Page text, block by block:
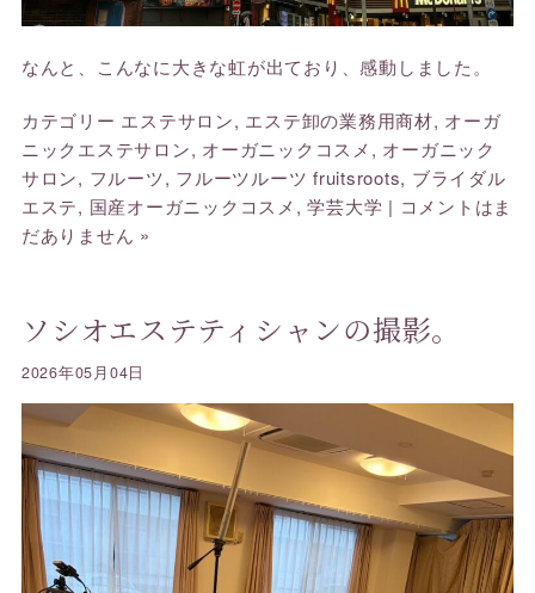
なんと、こんなに大きな虹が出ており、感動しました。
カテゴリー エステサロン, エステ卸の業務用商材, オーガ
ニックエステサロン, オーガニックコスメ , オーガニック
サロン, フルーツ, フルーツルーツ fruitsroots, ブライダル
エステ, 国産オーガニックコスメ ,学芸大学 | コメントはま
だありません »
ソシオエステティシャンの撮影。
2026年05月04日